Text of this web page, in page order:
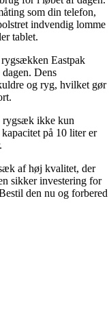
som din telefon,
indvendig lomme
tablet.
Eastpak
Dens
og ryg, hvilket gør
rygsæk ikke kun
på 10 liter er
af høj kvalitet, der
sikker investering for
den nu og forbered